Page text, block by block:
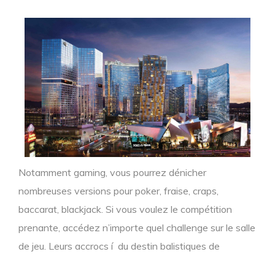
Notamment gaming, vous pourrez dénicher
nombreuses versions pour poker, fraise, craps,
baccarat, blackjack. Si vous voulez le compétition
prenante, accédez n’importe quel challenge sur le salle
de jeu. Leurs accrocs í du destin balistiques de